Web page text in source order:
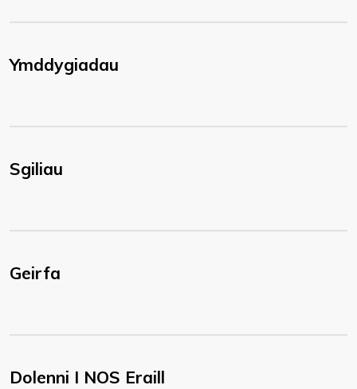
Ymddygiadau
Sgiliau
Geirfa
Dolenni I NOS Eraill